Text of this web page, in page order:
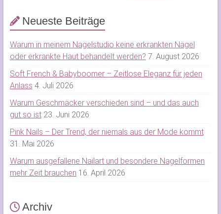
Neueste Beiträge
Warum in meinem Nagelstudio keine erkrankten Nägel
oder erkrankte Haut behandelt werden? 7. August 2026
Soft French & Babyboomer – Zeitlose Eleganz für jeden
Anlass 4. Juli 2026
Warum Geschmäcker verschieden sind – und das auch
gut so ist 23. Juni 2026
Pink Nails – Der Trend, der niemals aus der Mode kommt
31. Mai 2026
Warum ausgefallene Nailart und besondere Nagelformen
mehr Zeit brauchen 16. April 2026
Archiv